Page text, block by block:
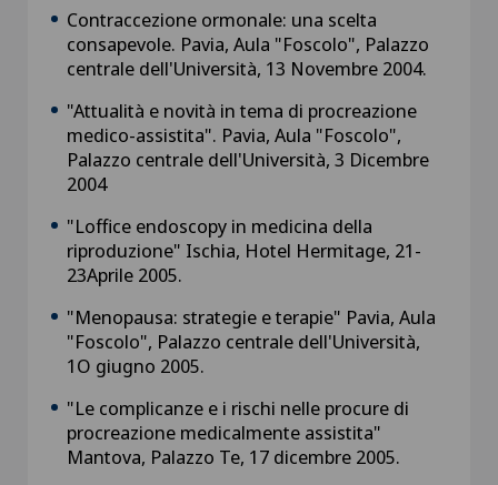
Contraccezione ormonale: una scelta
consapevole. Pavia, Aula "Foscolo", Palazzo
centrale dell'Università, 13 Novembre 2004.
"Attualità e novità in tema di procreazione
medico-assistita". Pavia, Aula "Foscolo",
Palazzo centrale dell'Università, 3 Dicembre
2004
"Loffice endoscopy in medicina della
riproduzione" Ischia, Hotel Hermitage, 21-
23Aprile 2005.
"Menopausa: strategie e terapie" Pavia, Aula
"Foscolo", Palazzo centrale dell'Università,
1O giugno 2005.
"Le complicanze e i rischi nelle procure di
procreazione medicalmente assistita"
Mantova, Palazzo Te, 17 dicembre 2005.